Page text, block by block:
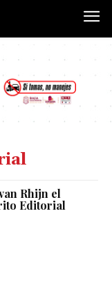
Rhijn el
Editorial